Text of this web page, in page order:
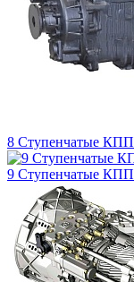
8 Ступенчатые КПП
9 Ступенчатые КПП